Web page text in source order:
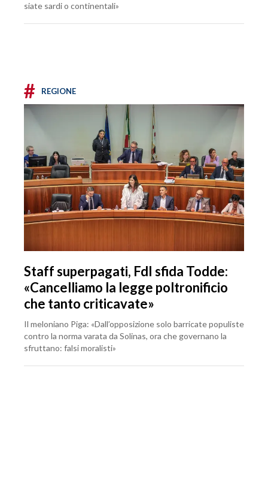
siate sardi o continentali»
# REGIONE
Staff superpagati, FdI sfida Todde:
«Cancelliamo la legge poltronificio
che tanto criticavate»
Il meloniano Piga: «Dall’opposizione solo barricate populiste
contro la norma varata da Solinas, ora che governano la
sfruttano: falsi moralisti»